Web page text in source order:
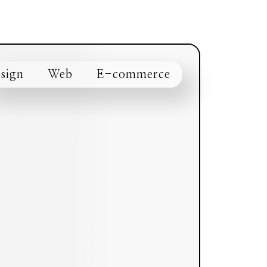
Web E-commerce